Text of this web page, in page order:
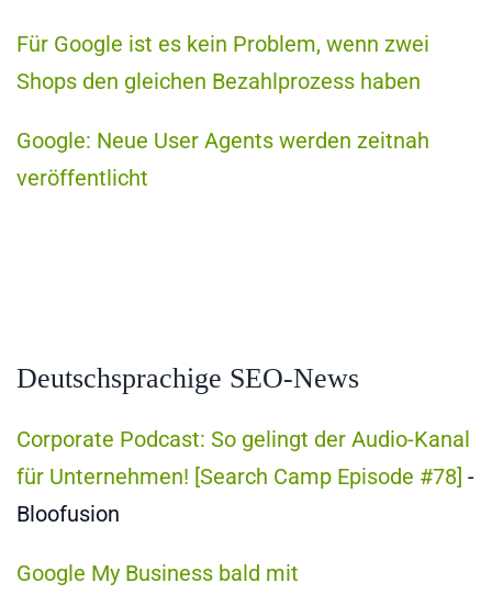
Für Google ist es kein Problem, wenn zwei
Shops den gleichen Bezahlprozess haben
Google: Neue User Agents werden zeitnah
veröffentlicht
Deutschsprachige SEO-News
Corporate Podcast: So gelingt der Audio-Kanal
für Unternehmen! [Search Camp Episode #78] -
Bloofusion
Google My Business bald mit